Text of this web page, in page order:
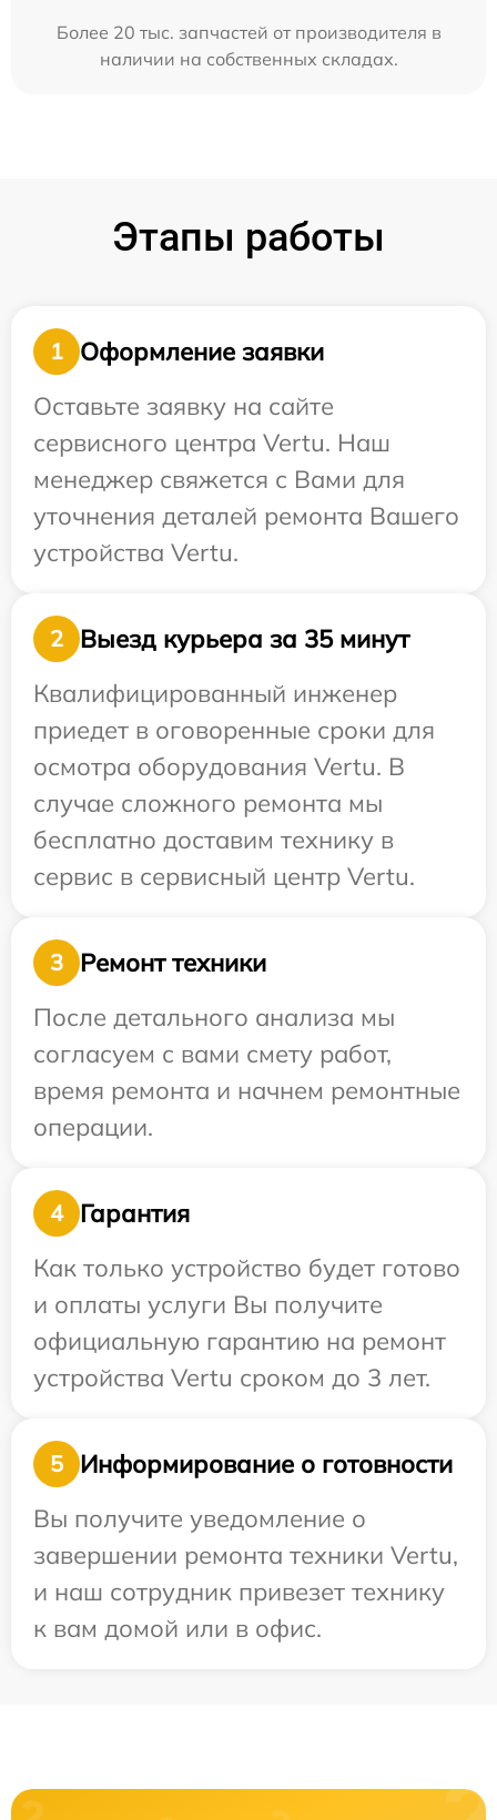
Более 20 тыс. запчастей от производителя в
наличии на собственных складах.
Этапы работы
1
Оформление заявки
Оставьте заявку на сайте
сервисного центра Vertu. Наш
менеджер свяжется с Вами для
уточнения деталей ремонта Вашего
устройства Vertu.
2
Выезд курьера за 35 минут
Квалифицированный инженер
приедет в оговоренные сроки для
осмотра оборудования Vertu. В
случае сложного ремонта мы
бесплатно доставим технику в
сервис в сервисный центр Vertu.
3
Ремонт техники
После детального анализа мы
согласуем с вами смету работ,
время ремонта и начнем ремонтные
операции.
4
Гарантия
Как только устройство будет готово
и оплаты услуги Вы получите
официальную гарантию на ремонт
устройства Vertu сроком до 3 лет.
5
Информирование о готовности
Вы получите уведомление о
завершении ремонта техники Vertu,
и наш сотрудник привезет технику
к вам домой или в офис.